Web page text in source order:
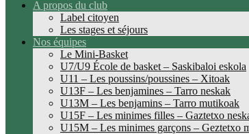
A propos du club
Label citoyen
Les stages et séjours
Nos équipes
Le Mini-Basket
U7/U9 École de basket – Saskibaloi eskola
U11 – Les poussins/poussines – Xitoak
U13F – Les benjamines – Tarro neskak
U13M – Les benjamins – Tarro mutikoak
U15F – Les minimes filles – Gaztetxo
U15M – Les minimes garçons – Geztetxo